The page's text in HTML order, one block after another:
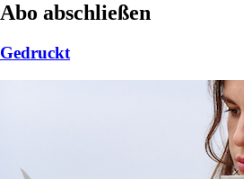
Abo abschließen
Gedruckt